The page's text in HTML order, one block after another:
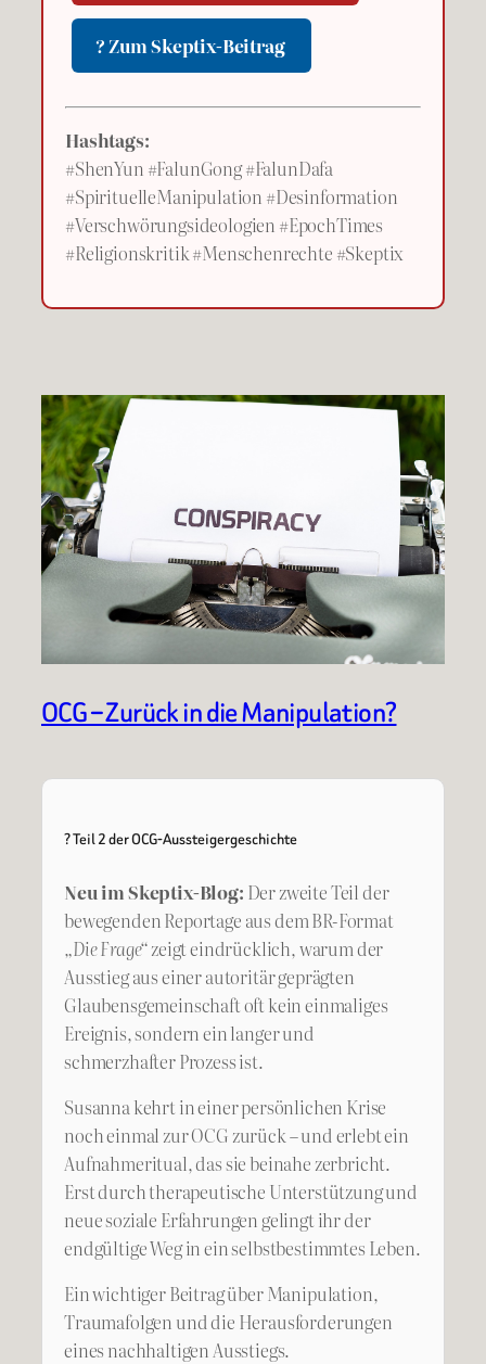
? Zum Skeptix-Beitrag
Hashtags:
#ShenYun #FalunGong #FalunDafa
#SpirituelleManipulation #Desinformation
#Verschwörungsideologien #EpochTimes
#Religionskritik #Menschenrechte #Skeptix
OCG – Zurück in die Manipulation?
? Teil 2 der OCG-Aussteigergeschichte
Neu im Skeptix-Blog: Der zweite Teil der
bewegenden Reportage aus dem BR-Format
„Die Frage“zeigt eindrücklich, warum der
Ausstieg aus einer autoritär geprägten
Glaubensgemeinschaft oft kein einmaliges
Ereignis, sondern ein langer und
schmerzhafter Prozess ist.
Susanna kehrt in einer persönlichen Krise
noch einmal zur OCG zurück – und erlebt ein
Aufnahmeritual, das sie beinahe zerbricht.
Erst durch therapeutische Unterstützung und
neue soziale Erfahrungen gelingt ihr der
endgültige Weg in ein selbstbestimmtes Leben.
Ein wichtiger Beitrag über Manipulation,
Traumafolgen und die Herausforderungen
eines nachhaltigen Ausstiegs.